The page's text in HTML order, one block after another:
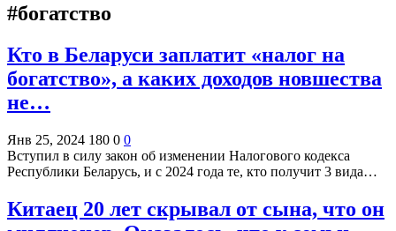
#богатство
Кто в Беларуси заплатит «налог на
богатство», а каких доходов новшества
не…
Янв 25, 2024 180 0 0
Вступил в силу закон об изменении Налогового кодекса
Республики Беларусь, и с 2024 года те, кто получит 3 вида…
Китаец 20 лет скрывал от сына, что он